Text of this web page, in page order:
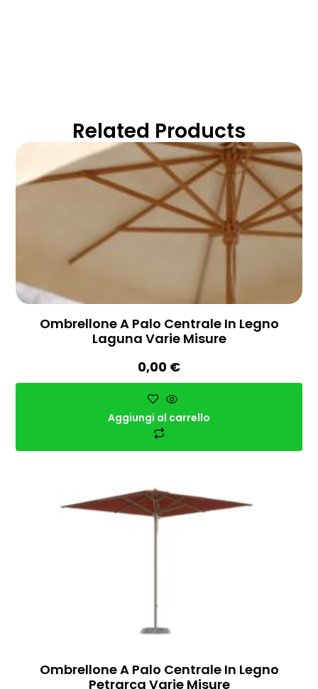
Related Products
Ombrellone A Palo Centrale In Legno
Laguna Varie Misure
0,00 €
Aggiungi al carrello
Ombrellone A Palo Centrale In Legno
Petrarca Varie Misure